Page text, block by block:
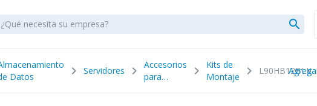
search
Datos
chevron_right Servidores chevron_right
Accesorios
para
chevron_right
Kits de
Montaje
chevron_right L90HB12BLK